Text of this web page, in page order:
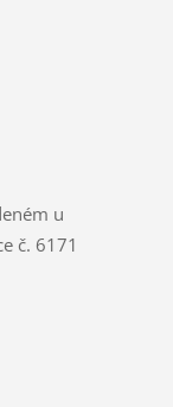
u
č. 6171